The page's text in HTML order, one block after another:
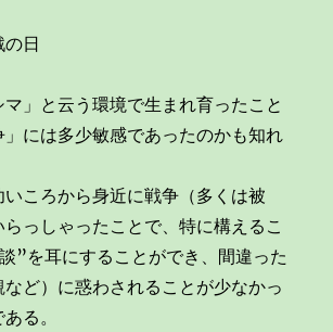
の日
」と云う環境で生まれ育ったこと
」には多少敏感であったのかも知れ
いころから身近に戦争（多くは被
っしゃったことで、特に構えるこ
”を耳にすることができ、間違った
ど）に惑わされることが少なかっ
る。